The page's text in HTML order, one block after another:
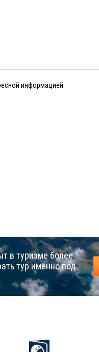
информацией
в туризме более
тур именно под